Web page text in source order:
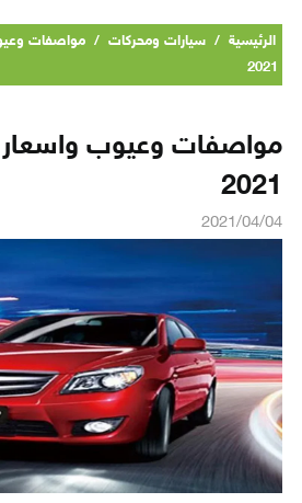
الرئيسية / سيارات ومحركات /
2021
2021
2021/04/04